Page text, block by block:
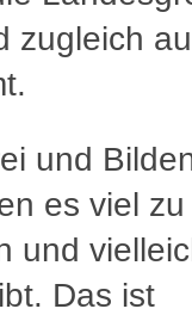
zugleich
und
es viel zu
und
Das ist